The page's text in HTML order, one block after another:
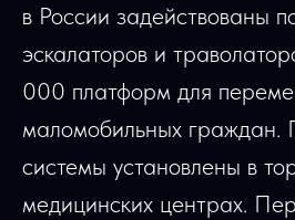
в России задействованы
эскалаторов и
000 платформ для
маломобильных
системы установлены в
медицинских центрах.